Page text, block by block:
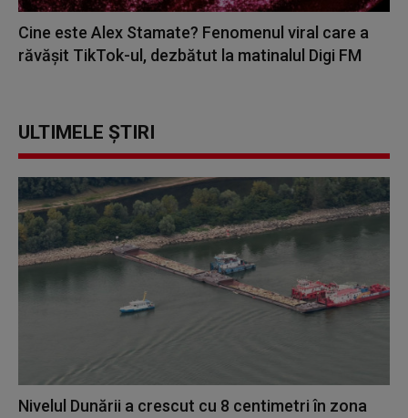
Cine este Alex Stamate? Fenomenul viral care a
răvășit TikTok-ul, dezbătut la matinalul Digi FM
ULTIMELE ȘTIRI
Nivelul Dunării a crescut cu 8 centimetri în zona